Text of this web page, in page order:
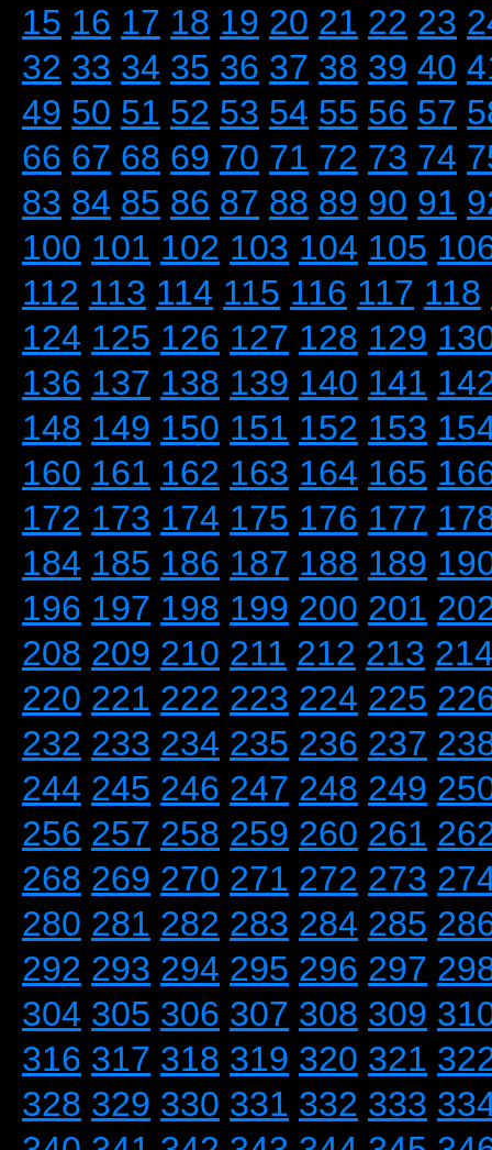
15 16 17 18 19 20 21 22 23
32 33 34 35 36 37 38 39 40
49 50 51 52 53 54 55 56 57
66 67 68 69 70 71 72 73 74
83 84 85 86 87 88 89 90 91
100 101 102 103 104 105
112 113 114 115 116 117 118
124 125 126 127 128 129
136 137 138 139 140 141
148 149 150 151 152 153
160 161 162 163 164 165
172 173 174 175 176 177
184 185 186 187 188 189
196 197 198 199 200 201
208 209 210 211 212 213
220 221 222 223 224 225
232 233 234 235 236 237
244 245 246 247 248 249
256 257 258 259 260 261
268 269 270 271 272 273
280 281 282 283 284 285
292 293 294 295 296 297
304 305 306 307 308 309
316 317 318 319 320 321
328 329 330 331 332 333